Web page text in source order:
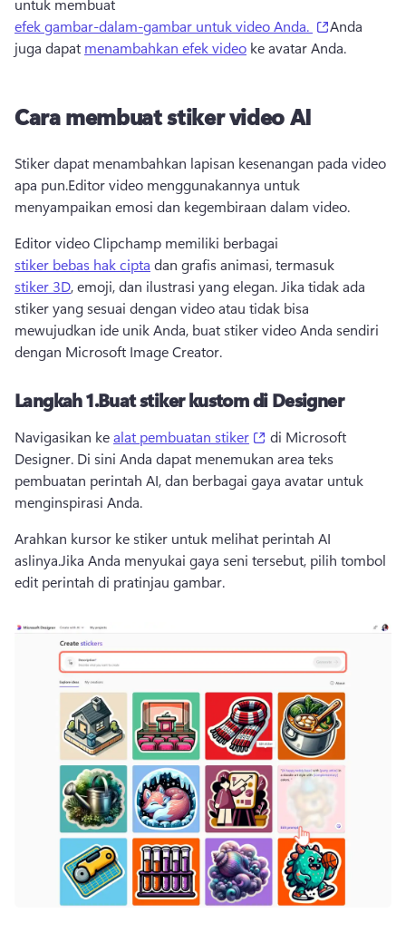
untuk membuat
efek gambar-dalam-gambar untuk video Anda.
(opens in a
Anda
juga dapat menambahkan efek video ke avatar Anda.
Cara membuat stiker video AI
Stiker dapat menambahkan lapisan kesenangan pada video
apa pun.Editor video menggunakannya untuk
menyampaikan emosi dan kegembiraan dalam video.
Editor video Clipchamp memiliki berbagai
stiker bebas hak cipta dan grafis animasi, termasuk
stiker 3D, emoji, dan ilustrasi yang elegan. Jika tidak ada
stiker yang sesuai dengan video atau tidak bisa
mewujudkan ide unik Anda, buat stiker video Anda sendiri
dengan Microsoft Image Creator.
Langkah 1.Buat stiker kustom di Designer
Navigasikan ke alat pembuatan stiker (opens in a new tab)
di Microsoft
Designer. Di sini Anda dapat menemukan area teks
pembuatan perintah AI, dan berbagai gaya avatar untuk
menginspirasi Anda.
Arahkan kursor ke stiker untuk melihat perintah AI
aslinya.Jika Anda menyukai gaya seni tersebut, pilih tombol
edit perintah di pratinjau gambar.